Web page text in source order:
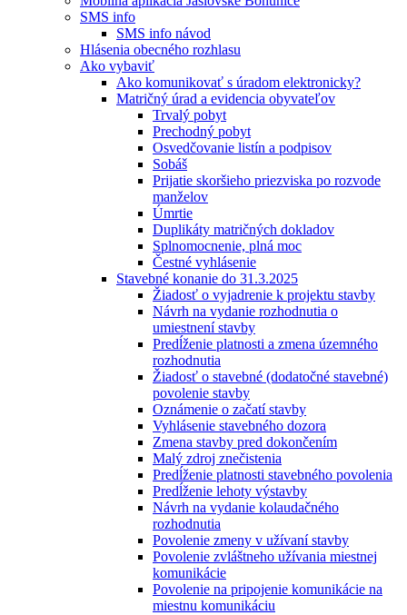
SMS info
SMS info návod
Hlásenia obecného rozhlasu
Ako vybaviť
Ako komunikovať s úradom elektronicky?
Matričný úrad a evidencia obyvateľov
Trvalý pobyt
Prechodný pobyt
Osvedčovanie listín a podpisov
Sobáš
Prijatie skoršieho priezviska po rozvode
manželov
Úmrtie
Duplikáty matričných dokladov
Splnomocnenie, plná moc
Čestné vyhlásenie
Stavebné konanie do 31.3.2025
Žiadosť o vyjadrenie k projektu stavby
Návrh na vydanie rozhodnutia o
umiestnení stavby
Predĺženie platnosti a zmena územného
rozhodnutia
Žiadosť o stavebné (dodatočné stavebné)
povolenie stavby
Oznámenie o začatí stavby
Vyhlásenie stavebného dozora
Zmena stavby pred dokončením
Malý zdroj znečistenia
Predĺženie platnosti stavebného povolenia
Predĺženie lehoty výstavby
Návrh na vydanie kolaudačného
rozhodnutia
Povolenie zmeny v užívaní stavby
Povolenie zvláštneho užívania miestnej
komunikácie
Povolenie na pripojenie komunikácie na
miestnu komunikáciu